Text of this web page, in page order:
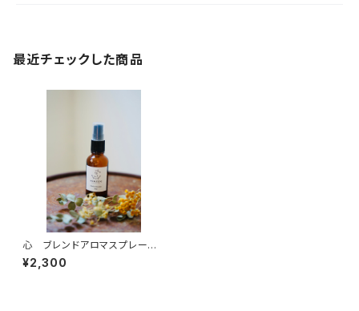
最近チェックした商品
心 ブレンドアロマスプレー 3
0ml
¥2,300